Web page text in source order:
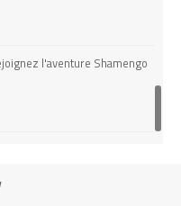
l'aventure Shamengo